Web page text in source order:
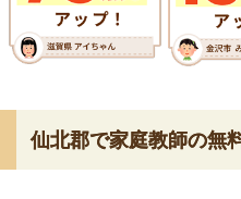
仙北郡で家庭教師の無